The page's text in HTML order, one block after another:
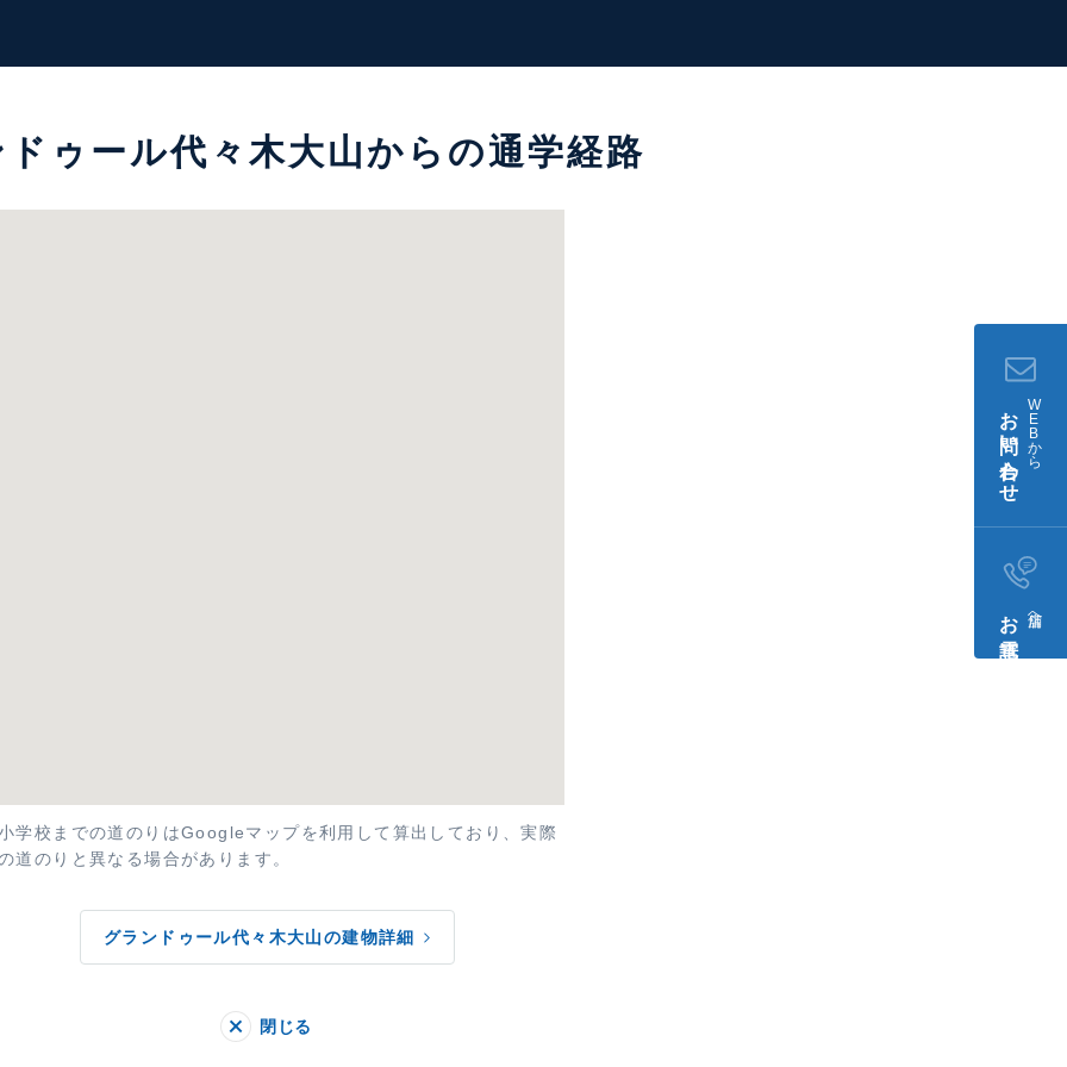
ゥール代々木大山からの通学経路
学校までの道のりはGoogleマップを利用して算出しており、実際
道のりと異なる場合があります。
グランドゥール代々木大山の建物詳細
閉じる
W
E
B
か
ら
お問い合わせ
店舗へ
お電話​